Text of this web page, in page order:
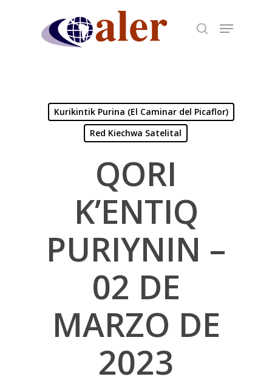
Kurikintik Purina (El Caminar del Picaflor)
Red Kiechwa Satelital
QORI
K’ENTIQ
PURIYNIN –
02 DE
MARZO DE
2023